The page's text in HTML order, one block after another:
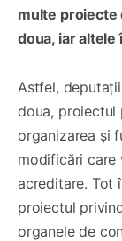
multe proiecte
doua, iar altele
Astfel,
doua, proiectul
organizarea și
modificări care
acreditare. Tot
proiectul
organele de